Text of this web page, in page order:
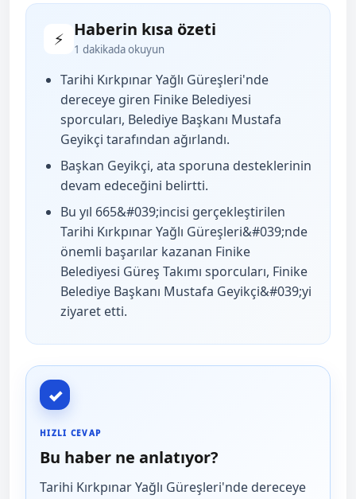
⚡ Haberin kısa özeti
1 dakikada okuyun
Tarihi Kırkpınar Yağlı Güreşleri'nde
dereceye giren Finike Belediyesi
sporcuları, Belediye Başkanı Mustafa
Geyikçi tarafından ağırlandı.
Başkan Geyikçi, ata sporuna desteklerinin
devam edeceğini belirtti.
Bu yıl 665&#039;incisi gerçekleştirilen
Tarihi Kırkpınar Yağlı Güreşleri&#039;nde
önemli başarılar kazanan Finike
Belediyesi Güreş Takımı sporcuları, Finike
Belediye Başkanı Mustafa Geyikçi&#039;yi
ziyaret etti.
✓
HIZLI CEVAP
Bu haber ne anlatıyor?
Tarihi Kırkpınar Yağlı Güreşleri'nde dereceye